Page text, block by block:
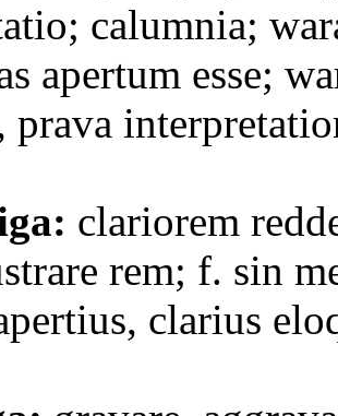
calumnia;
apertum esse;
prava
clariorem
rem; f. sin
clarius